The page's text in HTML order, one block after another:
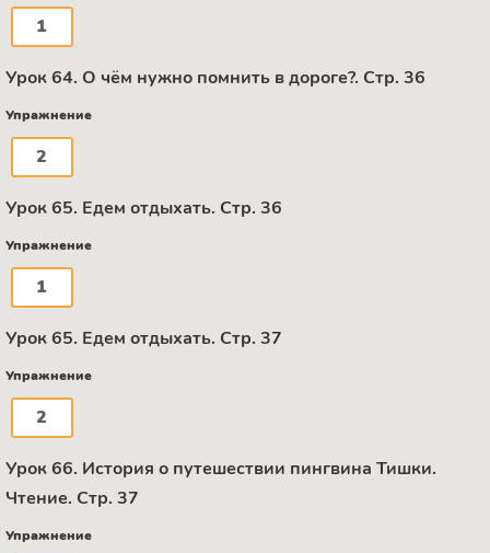
1
Урок 64. О чём нужно помнить в дороге?. Стр. 36
Упражнение
2
Урок 65. Едем отдыхать. Стр. 36
Упражнение
1
Урок 65. Едем отдыхать. Стр. 37
Упражнение
2
Урок 66. История о путешествии пингвина Тишки.
Чтение. Стр. 37
Упражнение